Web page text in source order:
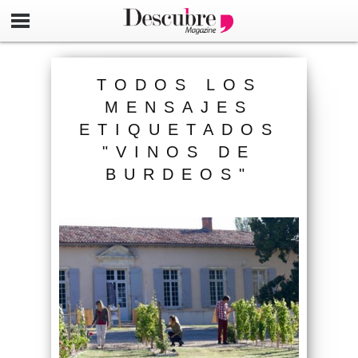
TODOS LOS
MENSAJES
ETIQUETADOS
"VINOS DE
BURDEOS"